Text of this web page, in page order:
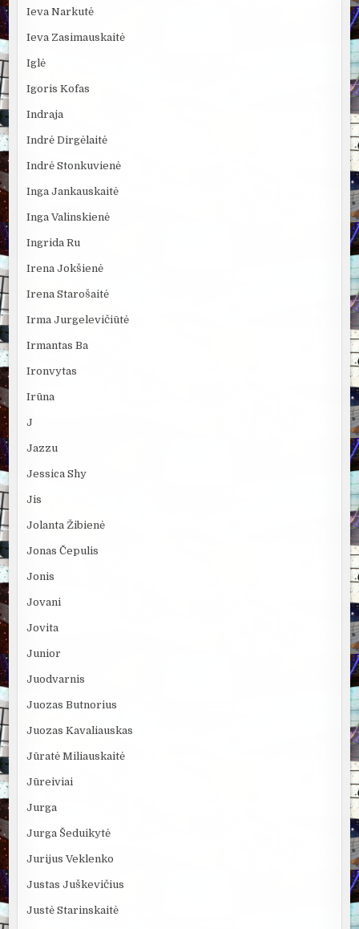
Ieva Narkutė
Ieva Zasimauskaitė
Iglė
Igoris Kofas
Indraja
Indrė Dirgėlaitė
Indrė Stonkuvienė
Inga Jankauskaitė
Inga Valinskienė
Ingrida Ru
Irena Jokšienė
Irena Starošaitė
Irma Jurgelevičiūtė
Irmantas Ba
Ironvytas
Irūna
J
Jazzu
Jessica Shy
Jis
Jolanta Žibienė
Jonas Čepulis
Jonis
Jovani
Jovita
Junior
Juodvarnis
Juozas Butnorius
Juozas Kavaliauskas
Jūratė Miliauskaitė
Jūreiviai
Jurga
Jurga Šeduikytė
Jurijus Veklenko
Justas Juškevičius
Justė Starinskaitė